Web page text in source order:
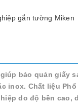
gắn tường Miken
bảo quản giấy
inox. Chất liệu
do độ bền cao,